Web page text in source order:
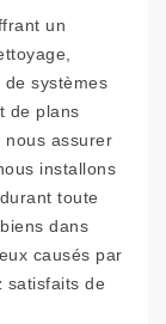
un
systèmes
de plans
nous assurer
installons
toute
dans
causés par
satisfaits de